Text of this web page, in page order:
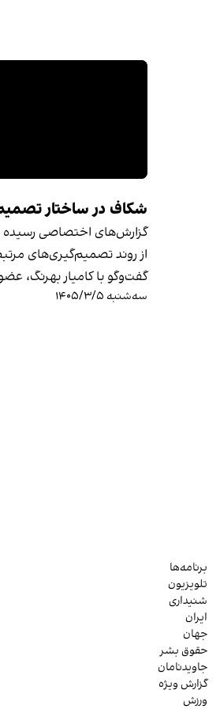
شکاف در ساختار
گزارش‌های اختصاصی رسیده
از روند تصمیم‌گیری‌های
گفت‌وگو با کامیار بهرنگ،
سه‌شنبه ۱۴۰۵/۳/۵
برنامه‌ها
تلویزیون
شنیداری
ایران
جهان
حقوق بشر
جاویدنامان
گزارش ویژه
ورزش